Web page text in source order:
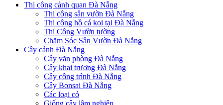
Thi công cảnh quan Đà Nẵng
Thi công sân vườn Đà Nẵng
Thi công hồ cá koi tại Đà Nẵng
Thi Công Vườn tường
Chăm Sóc Sân Vườn Đà Nẵng
Cây cảnh Đà Nẵng
Cây văn phòng Đà Nẵng
Cây khai trương Đà Nẵng
Cây công trình Đà Nẵng
Cây Bonsai Đà Nẵng
Các loại cỏ
Giống cây lâm nghiệp